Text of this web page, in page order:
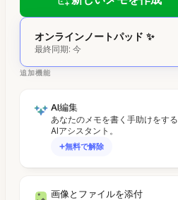
オンラインノートパッド ✨
最終同期: 今
追加機能
AI編集
あなたのメモを書く手助けをする
AIアシスタント。
無料で解除
画像とファイルを添付